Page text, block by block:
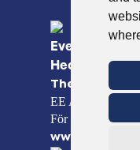
Everyday
Healthcare
TheOTCLab
EE Amsterdam,
För mer